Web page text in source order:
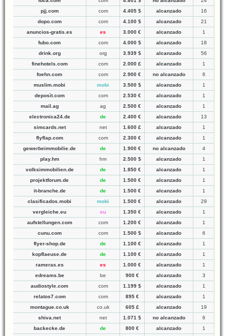
pjj.com
com 4.405 $ alcanzado
16
dopo.com
com 4.100 $ alcanzado
21
anuncios-gratis.es
es 3.000 € alcanzado
1
fubo.com
com 4.000 $ alcanzado
18
drink.org
org 3.939 $ alcanzado
56
finehotels.com
com 2.000 £ alcanzado
1
foehn.com
com 2.900 € no alcanzado
6
muslim.mobi
mobi 3.500 $ alcanzado
1
deposìt.com
com 2.530 € alcanzado
1
mail.ag
ag 2.500 € alcanzado
1
electronica24.de
de 2.400 € alcanzado
13
simcards.net
net 1.600 £ alcanzado
1
flyflap.com
com 2.300 € alcanzado
1
gewerbeimmobilie.de
de 1.900 € no alcanzado
4
play.hm
hm 2.500 $ alcanzado
1
volksimmobilien.de
de 1.850 € alcanzado
1
projektforum.de
de 1.500 € alcanzado
1
it-branche.de
de 1.500 € alcanzado
1
clasificados.mobi
mobi 1.500 € alcanzado
29
vergleiche.eu
eu 1.350 € alcanzado
1
aufstellungen.com
com 1.200 € alcanzado
1
cunu.com
com 1.500 $ alcanzado
6
flyer-shop.de
de 1.100 € alcanzado
1
kopflaeuse.de
de 1.100 € alcanzado
1
rameras.es
es 1.000 € alcanzado
1
edreams.be
be 900 € alcanzado
3
audiostyle.com
com 1.199 $ alcanzado
1
relatos7.com
com 895 € alcanzado
1
montague.co.uk
co.uk 605 £ alcanzado
19
shiva.net
net 1.071 $ no alcanzado
6
backecke.de
de 800 € alcanzado
1